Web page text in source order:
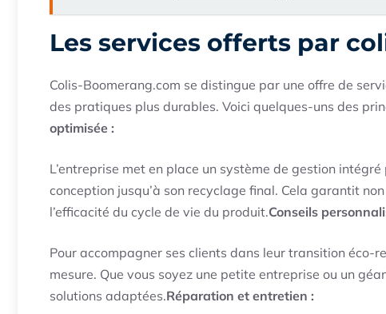
Les services offerts par
Colis-Boomerang.com se distingue par une offre de
des pratiques plus durables. Voici quelques-uns des
optimisée :
L’entreprise met en place un système de gestion
conception jusqu’à son recyclage final. Cela garantit
l’efficacité du cycle de vie du produit.Conseils
Pour accompagner ses clients dans leur transition éco-
mesure. Que vous soyez une petite entreprise ou un
solutions adaptées.Réparation et entretien :